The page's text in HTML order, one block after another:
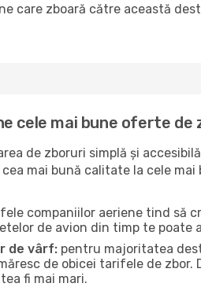
care zboară către această
cele mai bune oferte de
de zboruri simplă și
mai bună calitate la cele mai
companiilor aeriene tind să
de avion din timp te poate
de vârf: pentru majoritatea
de obicei tarifele de
fi mai mari.